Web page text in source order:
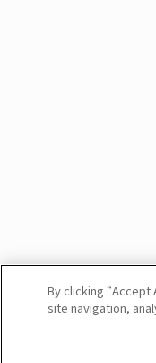
By clicking
site navigation,